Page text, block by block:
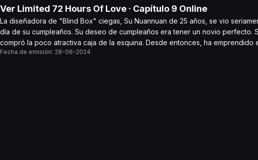
Ver Limited 72 Hours Of Love · Capítulo 9 Online
La diseñadora de "Blind Box" ciegas, Su Nuannuan de 25 años, se vio
día de su cumpleaños. Su deseo de cumpleaños era tener un novio
compró la poco atractiva caja de la esquina. Desde entonces, ha
Fecha de emisión: 28-06-2024